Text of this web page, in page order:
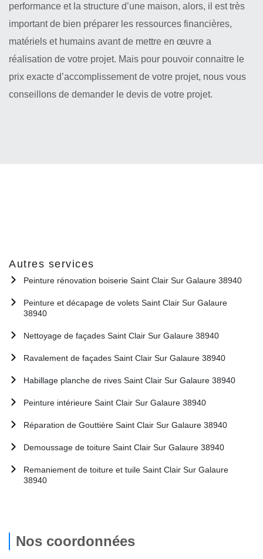
performance et la structure d’une maison, alors, il est très
important de bien préparer les ressources financières,
matériels et humains avant de mettre en œuvre a
réalisation de votre projet. Mais pour pouvoir connaitre le
prix exacte d’accomplissement de votre projet, nous vous
conseillons de demander le devis de votre projet.
Autres services
Peinture rénovation boiserie Saint Clair Sur Galaure 38940
Peinture et décapage de volets Saint Clair Sur Galaure
38940
Nettoyage de façades Saint Clair Sur Galaure 38940
Ravalement de façades Saint Clair Sur Galaure 38940
Habillage planche de rives Saint Clair Sur Galaure 38940
Peinture intérieure Saint Clair Sur Galaure 38940
Réparation de Gouttière Saint Clair Sur Galaure 38940
Demoussage de toiture Saint Clair Sur Galaure 38940
Remaniement de toiture et tuile Saint Clair Sur Galaure
38940
Nos coordonnées